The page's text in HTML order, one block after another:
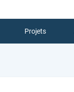
Projets